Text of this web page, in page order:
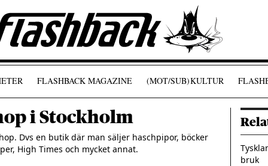
FLASHBACK MAGAZINE (MOT/SUB)KULTUR
i Stockholm
Dvs en butik där man säljer haschpipor, böcker
High Times och mycket annat.
bruk